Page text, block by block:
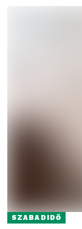
SZABADIDŐ